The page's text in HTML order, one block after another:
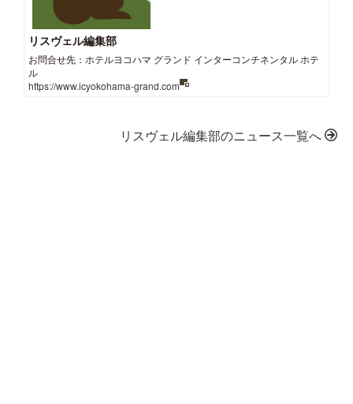
リスヴェル編集部
お問合せ先：ホテルヨコハマ グランド インターコンチネンタル ホテ
ル
https://www.icyokohama-grand.com
リスヴェル編集部のニュース一覧へ